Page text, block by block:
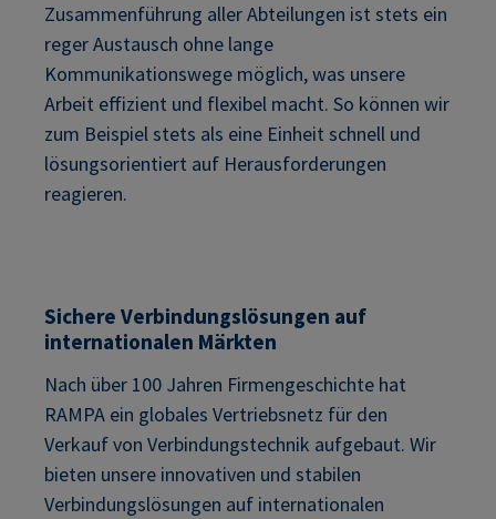
Zusammenführung aller Abteilungen ist stets ein
reger Austausch ohne lange
Kommunikationswege möglich, was unsere
Arbeit effizient und flexibel macht. So können wir
zum Beispiel stets als eine Einheit schnell und
lösungsorientiert auf Herausforderungen
reagieren.
Sichere Verbindungslösungen auf
internationalen Märkten
Nach über 100 Jahren Firmengeschichte hat
RAMPA ein globales Vertriebsnetz für den
Verkauf von Verbindungstechnik aufgebaut. Wir
bieten unsere innovativen und stabilen
Verbindungslösungen auf internationalen